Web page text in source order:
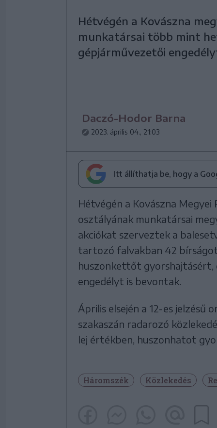
Hétvégén a Kovászna
munkatársai több mint
gépjárművezetői
Daczó-Hodor Barna
2023. április 04., 21:03
Itt állíthatja be, hogy a
Hétvégén a Kovászna
osztályának munkatársai
akciókat szerveztek a
tartozó falvakban 42
huszonkettőt gyorshajtásért,
engedélyt is bevontak.
Április elsején a 12-es
szakaszán radarozó
lej értékben, huszonhatot
Háromszék Közlekedés